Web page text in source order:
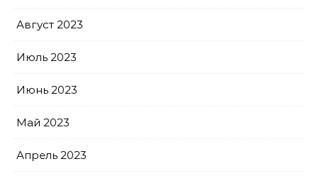
Август 2023
Июль 2023
Июнь 2023
Май 2023
Апрель 2023